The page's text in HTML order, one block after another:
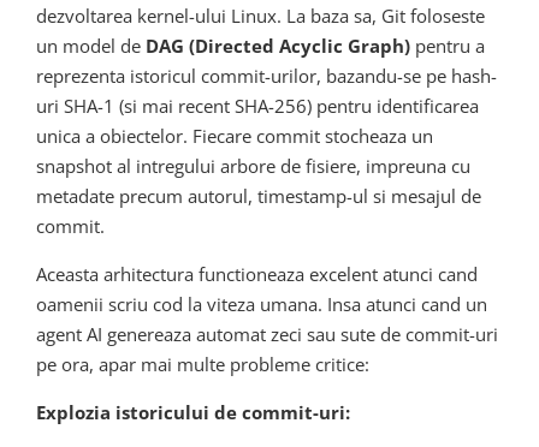
dezvoltarea kernel-ului Linux. La baza sa, Git foloseste
un model de DAG (Directed Acyclic Graph) pentru a
reprezenta istoricul commit-urilor, bazandu-se pe hash-
uri SHA-1 (si mai recent SHA-256) pentru identificarea
unica a obiectelor. Fiecare commit stocheaza un
snapshot al intregului arbore de fisiere, impreuna cu
metadate precum autorul, timestamp-ul si mesajul de
commit.
Aceasta arhitectura functioneaza excelent atunci cand
oamenii scriu cod la viteza umana. Insa atunci cand un
agent AI genereaza automat zeci sau sute de commit-uri
pe ora, apar mai multe probleme critice:
Explozia istoricului de commit-uri: